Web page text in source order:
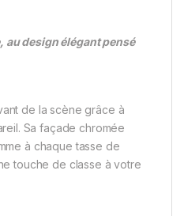
au design élégant pensé
de la scène grâce à
Sa façade chromée
à chaque tasse de
touche de classe à votre